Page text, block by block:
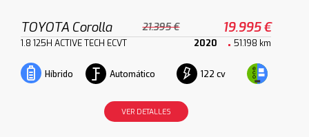
TOYOTA Corolla 21.395 € 19.995 €
1.8 125H ACTIVE TECH ECVT 2020 51.198 km
Híbrido Automático 122 cv
VER DETALLES